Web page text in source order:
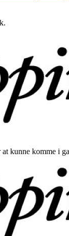
kunne komme i